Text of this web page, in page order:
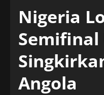
Nigeria
Semifinal
Angola